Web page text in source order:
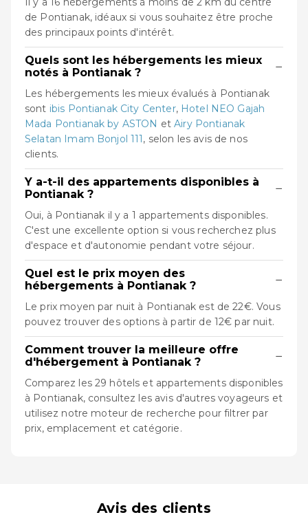
de Pontianak, idéaux si vous souhaitez être proche
des principaux points d'intérêt.
Quels sont les hébergements les mieux
notés à Pontianak ?
−
Les hébergements les mieux évalués à Pontianak
sont ibis Pontianak City Center, Hotel NEO Gajah
Mada Pontianak by ASTON etAiry Pontianak
Selatan Imam Bonjol 111, selon les avis de nos
clients.
Y a-t-il des appartements disponibles à
Pontianak ?
−
Oui, à Pontianak il y a 1 appartements disponibles.
C'est une excellente option si vous recherchez plus
d'espace et d'autonomie pendant votre séjour.
Quel est le prix moyen des
hébergements à Pontianak ?
−
Le prix moyen par nuit à Pontianak est de 22€. Vous
pouvez trouver des options à partir de 12€ par nuit.
Comment trouver la meilleure offre
d'hébergement à Pontianak ?
−
Comparez les 29 hôtels et appartements disponibles
à Pontianak, consultez les avis d'autres voyageurs et
utilisez notre moteur de recherche pour filtrer par
prix, emplacement et catégorie.
Avis des clients